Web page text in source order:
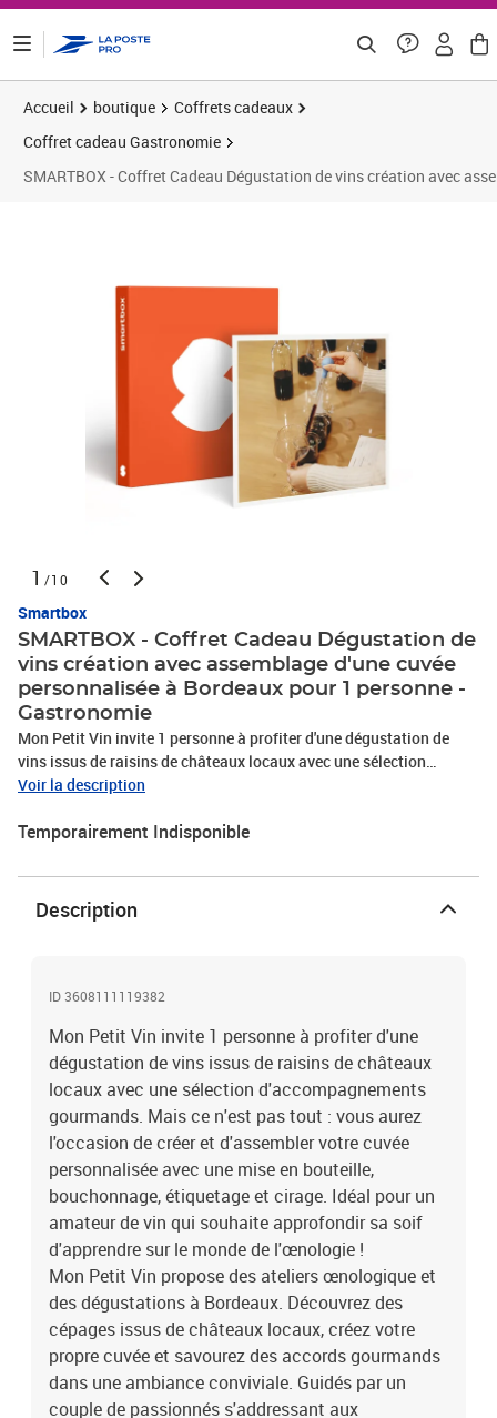
Accueil boutique
Coffrets cadeaux
Coffret cadeau Gastronomie
SMARTBOX - Coffret Cadeau Dégustation de vins création avec
1 /10
Smartbox
SMARTBOX - Coffret Cadeau Dégustation de
vins création avec assemblage d'une cuvée
personnalisée à Bordeaux pour 1 personne -
Gastronomie
Mon Petit Vin invite 1 personne à profiter d'une dégustation de
vins issus de raisins de châteaux locaux avec une sélection
d'accompagnements gourmands. Mais ce n'est pas tout : vous
avec une mise en bouteille, bouchonnage, étiquetage et cirage.
d'apprendre sur le monde de l'œnologie !Mon Petit Vin propose des
ateliers œnologique et des dégustations à Bordeaux. Découvrez
des cépages issus de châteaux locaux, créez votre propre cuvée et
comme aux débutants, explorez le monde du vin tout en
activité originale qui célèbre le terroir et votre créativité
!Dégustation de vins, création avec assemblage d'une cuvée
personnalisée à Bordeaux pour 1 personne
Voir la description
Temporairement Indisponible
Description
ID 3608111119382
Mon Petit Vin invite 1 personne à profiter d'une
dégustation de vins issus de raisins de châteaux
locaux avec une sélection d'accompagnements
gourmands. Mais ce n'est pas tout : vous aurez
l'occasion de créer et d'assembler votre cuvée
personnalisée avec une mise en bouteille,
bouchonnage, étiquetage et cirage. Idéal pour un
amateur de vin qui souhaite approfondir sa soif
d'apprendre sur le monde de l'œnologie !
Mon Petit Vin propose des ateliers œnologique et
des dégustations à Bordeaux. Découvrez des
cépages issus de châteaux locaux, créez votre
propre cuvée et savourez des accords gourmands
dans une ambiance conviviale. Guidés par un
couple de passionnés s'addressant aux